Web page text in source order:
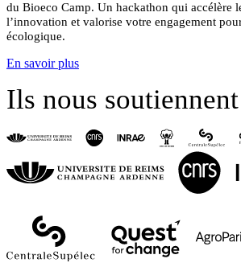
du Bioeco Camp. Un hackathon qui accélère
l’innovation et valorise votre engagement
écologique.
En savoir plus
Ils nous soutiennent